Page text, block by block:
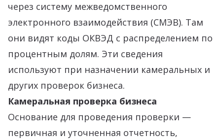
через систему межведомственного
электронного взаимодействия (СМЭВ). Там
они видят коды ОКВЭД с распределением по
процентным долям. Эти сведения
используют при назначении камеральных и
других проверок бизнеса.
Камеральная проверка бизнеса
Основание для проведения проверки —
первичная и уточненная отчетность,